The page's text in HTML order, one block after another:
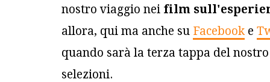
nostro viaggio nei film
allora, qui ma anche su Facebooke
quando sarà la terza tappa del
selezioni.